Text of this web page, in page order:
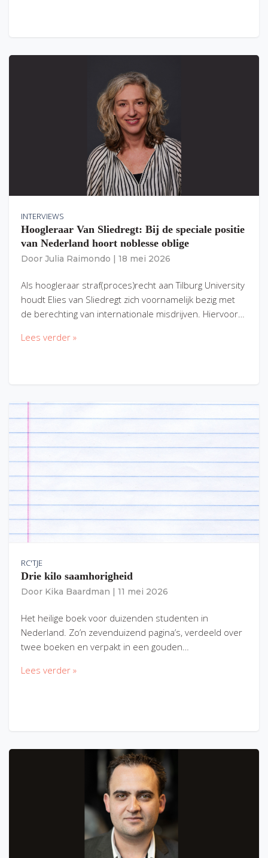
INTERVIEWS
Hoogleraar Van Sliedregt: Bij de speciale positie
van Nederland hoort noblesse oblige
Door Julia Raimondo 18 mei 2026
Als hoogleraar straf(proces)recht aan Tilburg University
houdt Elies van Sliedregt zich voornamelijk bezig met
de berechting van internationale misdrijven. Hiervoor…
Lees verder »
RC'TJE
Drie kilo saamhorigheid
Door Kika Baardman 11 mei 2026
Het heilige boek voor duizenden studenten in
Nederland. Zo’n zevenduizend pagina’s, verdeeld over
twee boeken en verpakt in een gouden…
Lees verder »